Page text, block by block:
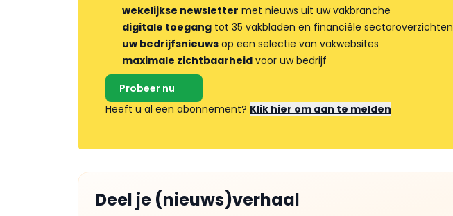
wekelijkse newsletter met nieuws uit uw vakbranche
digitale toegang tot 35 vakbladen en financiële sectoroverzichten
uw bedrijfsnieuws op een selectie van vakwebsites
maximale zichtbaarheid voor uw bedrijf
Probeer nu
Heeft u al een abonnement? Klik hier om aan te melden
Deel je (nieuws)verhaal